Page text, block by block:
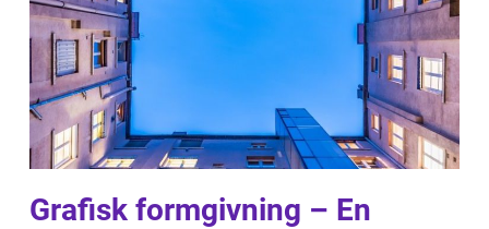
Grafisk formgivning – En